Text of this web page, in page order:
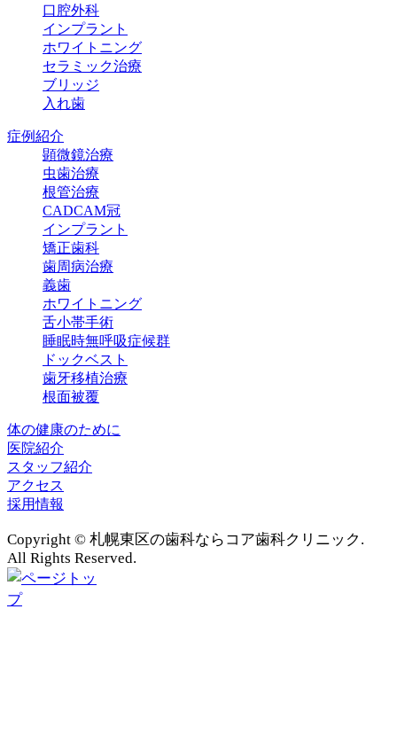
口腔外科
インプラント
ホワイトニング
セラミック治療
ブリッジ
入れ歯
症例紹介
顕微鏡治療
虫歯治療
根管治療
CADCAM冠
インプラント
矯正歯科
歯周病治療
義歯
ホワイトニング
舌小帯手術
睡眠時無呼吸症候群
ドックベスト
歯牙移植治療
根面被覆
体の健康のために
医院紹介
スタッフ紹介
アクセス
採用情報
Copyright © 札幌東区の歯科ならコア歯科クリニック.
All Rights Reserved.